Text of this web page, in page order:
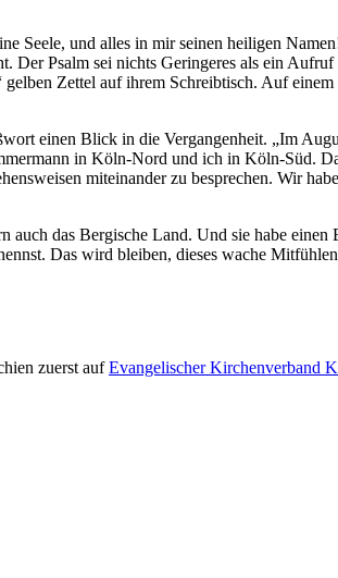
Seele, und alles in mir seinen heiligen
Der Psalm sei nichts Geringeres als ein
Zettel auf ihrem Schreibtisch. Auf
einen Blick in die Vergangenheit. „Im
in Köln-Nord und ich in Köln-Süd.
miteinander zu besprechen. Wir
auch das Bergische Land. Und sie habe
Das wird bleiben, dieses wache
zuerst aufEvangelischer Kirchenverband